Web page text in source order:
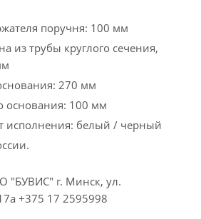
поручня: 100 мм
из трубы круглого сечения,
270 мм
основания: 100 мм
исполнения: белый / черный
"БУВИС" г. Минск, ул.
+375 17 2595998